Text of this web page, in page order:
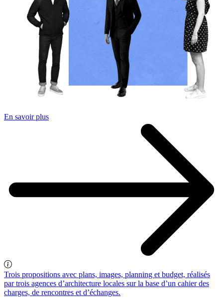
En savoir plus
Trois propositions avec plans, images, planning et budget, réalisés
par trois agences d’architecture locales sur la base d’un cahier des
charges, de rencontres et d’échanges.